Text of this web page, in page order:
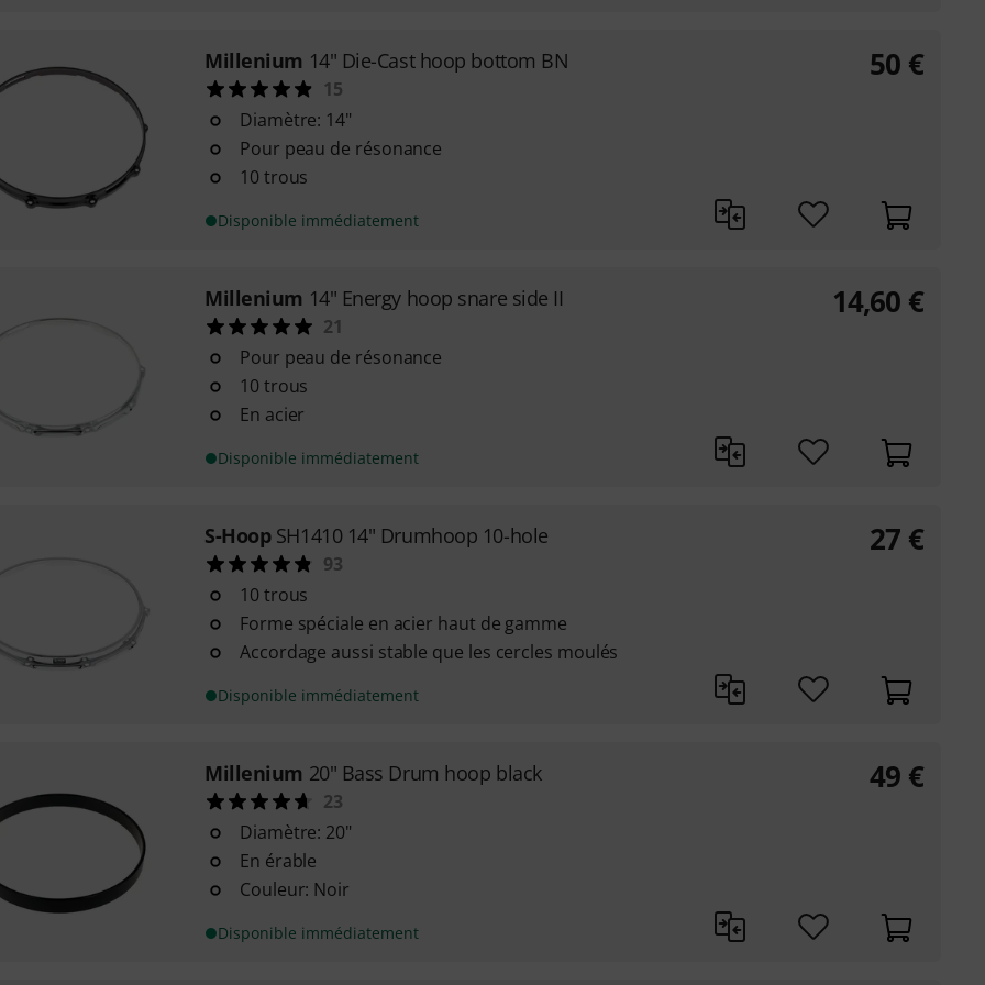
Millenium 14" Die-Cast hoop bottom BN
15
Diamètre: 14"
Pour peau de résonance
10 trous
Disponible immédiatement
50 €
Millenium 14" Energy hoop snare side II
21
Pour peau de résonance
10 trous
En acier
Disponible immédiatement
14,60 €
S-Hoop SH1410 14" Drumhoop 10-hole
93
10 trous
Forme spéciale en acier haut de gamme
Accordage aussi stable que les cercles moulés
Disponible immédiatement
27 €
Millenium 20" Bass Drum hoop black
23
Diamètre: 20"
En érable
Couleur: Noir
Disponible immédiatement
49 €